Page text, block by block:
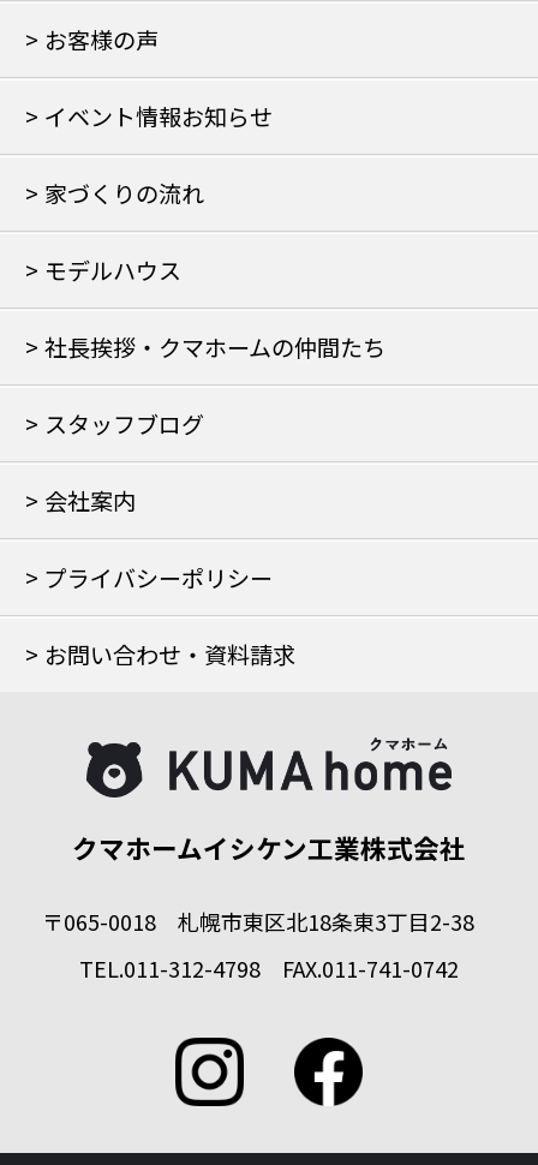
お客様の声
イベント情報お知らせ
家づくりの流れ
モデルハウス
社長挨拶・クマホームの仲間たち
スタッフブログ
会社案内
プライバシーポリシー
お問い合わせ・資料請求
クマホームイシケン工業株式会社
〒065-0018 札幌市東区北18条東3丁目2-38
TEL.011-312-4798 FAX.011-741-0742